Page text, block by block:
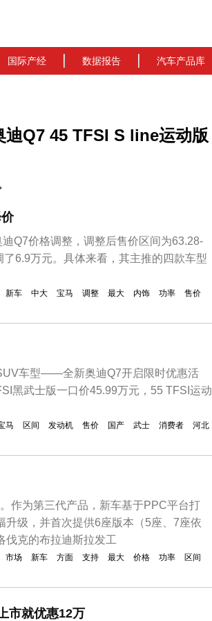
国际产经 数据报告 汽车产品库
Q7 45 TFSI S line运动版
Q7价格调整，调整后售价区间为63.28-
6.9万元。具体来看，其主推的四款车型
新车 中大 宝马 调整 最大 内饰 功率
售价
车型——全新奥迪Q7开启限时优惠活
黑武士版一口价45.99万元，55 TFSI运动
马 区间 发动机 售价 国产 武士 消费者
河北
作为第三代产品，新车基于PPC平台打
级，并首次提供6座版本（5座、7座依
伐克的布拉迪斯拉发工
市场 新车 方面 支持 最大 价格 功率
区间
市就优惠12万